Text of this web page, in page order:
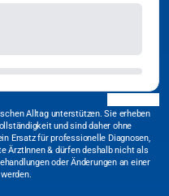
Alltag unterstützen. Sie erheben
und sind daher ohne
Ersatz für professionelle Diagnosen,
ÄrztInnen & dürfen deshalb nicht als
oder Änderungen an einer